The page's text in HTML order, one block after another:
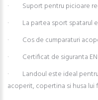
· Suport pentru picioare
· La partea sport spatarul
· Cos de cumparaturi
· Certificat de siguranta EN
· Landoul este ideal pentru
acoperit, copertina si husa lui